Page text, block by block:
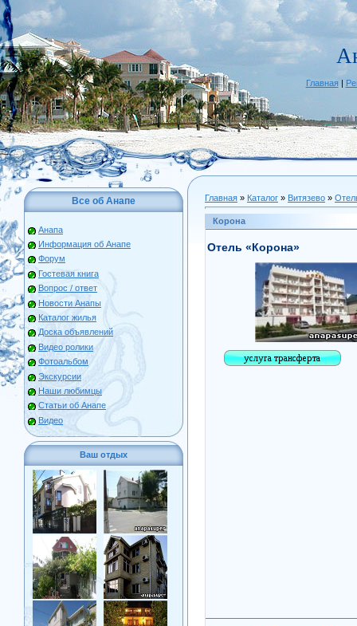
Главная |
Все об Анапе
Анапа
Информация об Анапе
Форум
Гостевая книга
Вопрос / ответ
Новости Анапы
Каталог жилья
Доска объявлений
Видео ролики
Фотоальбом
Экскурсии
Наши любимцы
Статьи об Анапе
Видео
Ваш отдых
Главная » Каталог » Витязево »
Корона
Отель «Корона»